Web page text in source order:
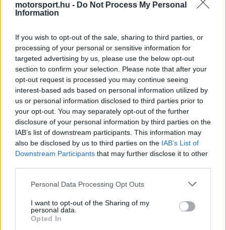
motorsport.hu - Do Not Process My Personal
Information
If you wish to opt-out of the sale, sharing to third parties, or
processing of your personal or sensitive information for
targeted advertising by us, please use the below opt-out
section to confirm your selection. Please note that after your
opt-out request is processed you may continue seeing
interest-based ads based on personal information utilized by
us or personal information disclosed to third parties prior to
your opt-out. You may separately opt-out of the further
disclosure of your personal information by third parties on the
IAB’s list of downstream participants. This information may
also be disclosed by us to third parties on the IAB’s List of
Downstream Participants that may further disclose it to other
Please note that this website/app uses one or more Google
not limited to your visit or usage behaviour. You may click to
grant or deny consent to Google and its third-party tags to
use your data for below specified purposes in below Google
Personal Data Processing Opt Outs
I want to opt-out of the Sharing of my
personal data.
Opted In
A büntetést azért szabdta ki az FIA, hiszen ez
már a negyedik teljesen új motor, amit az
AlphaTauri használ, márpedig a szabályok szerint
csak három egységet használhat egy pilóta
büntetés nélkül.
Cunoda autójában most turbót, MGU-H-t és
vasárnap.